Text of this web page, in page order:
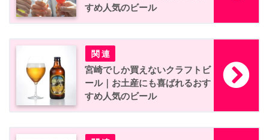
すめ人気のビール
宮崎でしか買えないクラフトビ
ール｜お土産にも喜ばれるおす
すめ人気のビール